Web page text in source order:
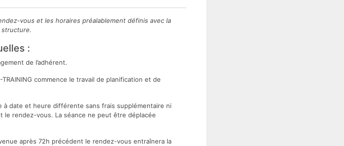
vous et les horaires préalablement définis avec la
structure.
:
de l’adhérent.
commence le travail de planification et de
à date et heure différente sans frais supplémentaire ni
le rendez-vous. La séance ne peut être déplacée
après 72h précédent le rendez-vous entraînera la